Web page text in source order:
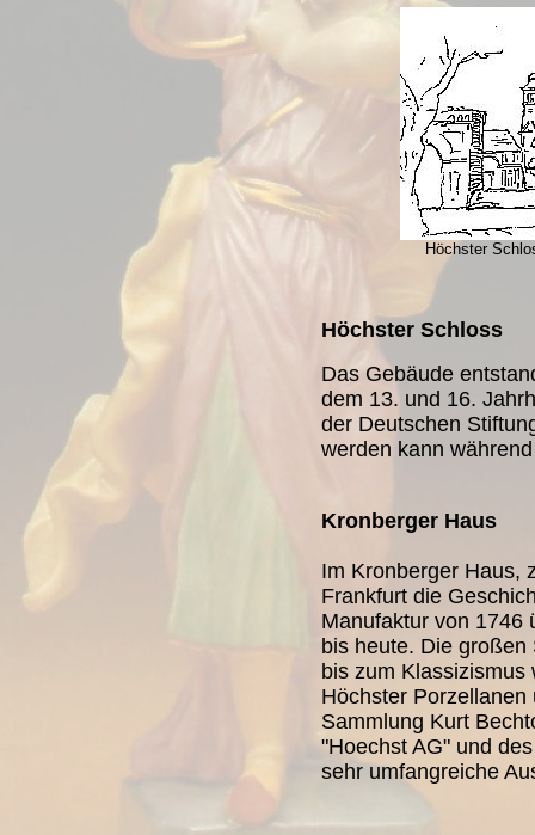
Höchster
Höchster Schloss
Das Gebäude
dem 13. und 16.
der Deutschen
werden kann
Kronberger Haus
Im Kronberger Haus,
Frankfurt die
Manufaktur von 1746
bis heute. Die
bis zum
Höchster
Sammlung Kurt
"Hoechst AG" und
sehr umfangreiche